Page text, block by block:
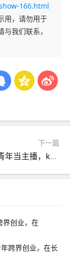
166.html
用，请勿用于
我们联系，
下一篇
宜昌残障青年当主播，kk直播助力残障人就业
跨界创业，在长